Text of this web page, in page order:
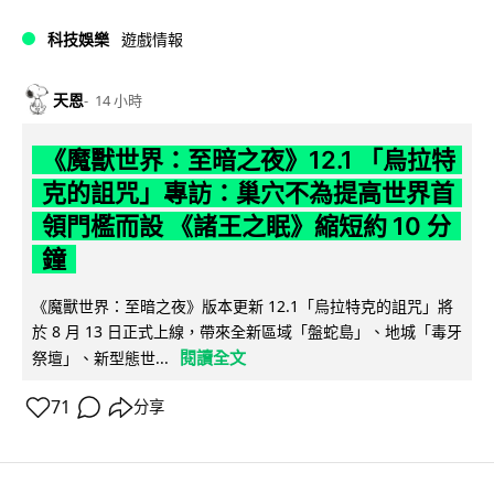
科技娛樂 遊戲情報
天恩 14 小時
《魔獸世界：至暗之夜》12.1 「烏拉特
克的詛咒」專訪：巢穴不為提高世界首
領門檻而設 《諸王之眠》縮短約 10 分
鐘
《魔獸世界：至暗之夜》版本更新 12.1「烏拉特克的詛咒」將
於 8 月 13 日正式上線，帶來全新區域「盤蛇島」、地城「毒牙
祭壇」、新型態世...
閱讀全文
71 分享